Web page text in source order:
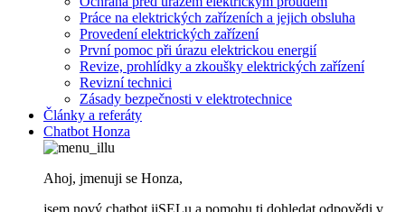
Práce na elektrických zařízeních a jejich obsluha
Provedení elektrických zařízení
První pomoc při úrazu elektrickou energií
Revize, prohlídky a zkoušky elektrických zařízení
Revizní technici
Zásady bezpečnosti v elektrotechnice
Články a referáty
Chatbot Honza
Ahoj, jmenuji se Honza,